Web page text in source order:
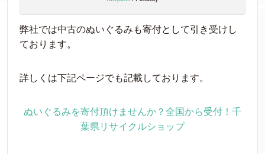
弊社では中古のぬいぐるみも寄付として引き受けし
ております。
詳しくは下記ページでも記載しております。
ぬいぐるみを寄付頂けませんか？全国から受付！千
葉県リサイクルショップ